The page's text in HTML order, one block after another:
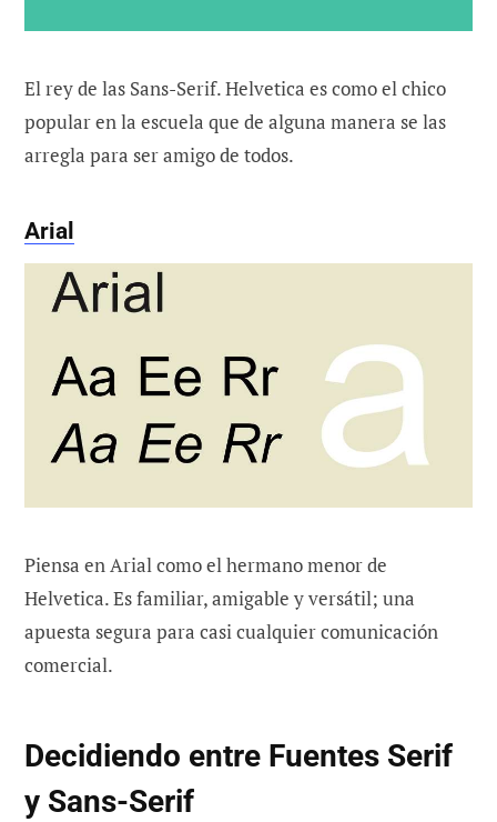
El rey de las Sans-Serif. Helvetica es como el chico
popular en la escuela que de alguna manera se las
arregla para ser amigo de todos.
Arial
Piensa en Arial como el hermano menor de
Helvetica. Es familiar, amigable y versátil; una
apuesta segura para casi cualquier comunicación
comercial.
Decidiendo entre Fuentes Serif
y Sans-Serif